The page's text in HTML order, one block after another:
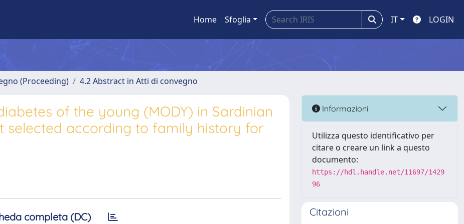
Home Sfoglia IT LOGIN
(Proceeding) 4.2 Abstract in Atti di convegno
of the young (MODY) in Sardinian
selected according to family history for
completa (DC)
Informazioni
Utilizza questo identificativo per
citare o creare un link a questo
documento:
https://hdl.handle.net/11697/1429
96
Citazioni